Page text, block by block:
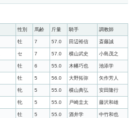
性別 馬齢 斤量 騎手 調教師
牡 7 57.0 田辺裕信 斎藤誠
セ 7 57.0 横山武史 小島茂之
牡 6 55.0 木幡巧也 池添学
牡 5 56.0 大野拓弥 矢作芳人
牝 5 55.0 横山典弘 安田隆行
牝 5 55.0 戸崎圭太 藤沢和雄
牡 5 55.0 酒井学 中竹和也